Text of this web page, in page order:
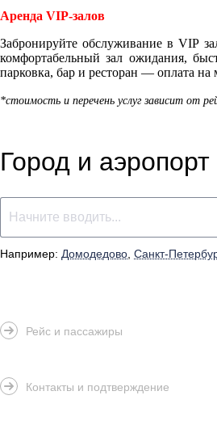
Аренда VIP-залов
Забронируйте обслуживание в VIP
комфортабельный зал ожидания,
парковка, бар и ресторан — оплата
*стоимость и перечень услуг зависит от